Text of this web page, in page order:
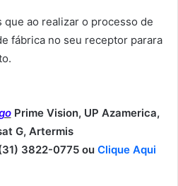
que ao realizar o processo de
fábrica no seu receptor parara
Prime Vision, UP Azamerica,
G, Artermis
3822-0775 ou Clique Aqui